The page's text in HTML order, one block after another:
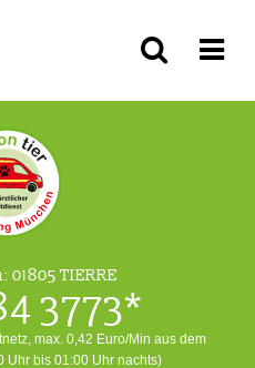
01805 TIERRE
3773*
max. 0,42 Euro/Min aus dem
Uhr bis 01:00 Uhr nachts)